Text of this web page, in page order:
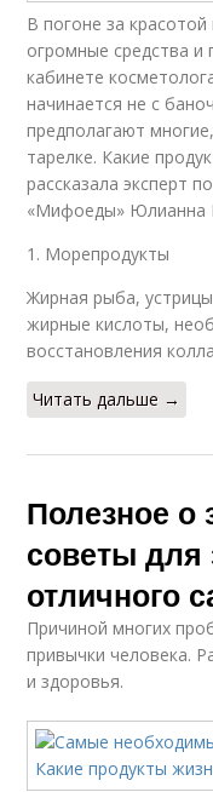
В погоне за
огромные средства и
кабинете
начинается не с
предполагают
тарелке. Какие
рассказала эксперт
«Мифоеды» Юлианна
1. Морепродукты
Жирная рыба,
жирные кислоты,
восстановления
Читать дальше →
Полезное о
советы для
отличного
Причиной многих
привычки человека.
и здоровья.